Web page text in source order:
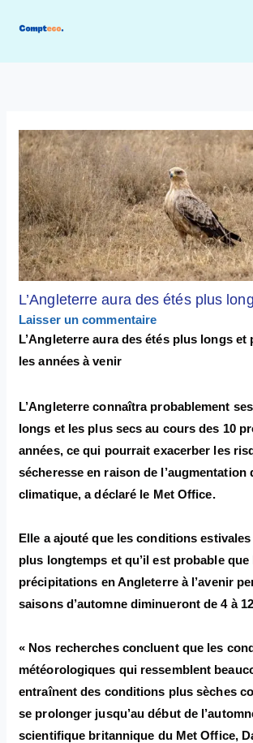
L’Angleterre aura des étés plus
Laisser un commentaire
L’Angleterre aura des étés plus longs et
les années à venir
L’Angleterre connaîtra probablement
longs et les plus secs au cours des 10
années, ce qui pourrait exacerber les
sécheresse en raison de l’augmentation
climatique, a déclaré le Met Office.
Elle a ajouté que les conditions
plus longtemps et qu’il est probable que
précipitations en Angleterre à l’avenir
saisons d’automne diminueront de 4 à
« Nos recherches concluent que les
météorologiques qui ressemblent
entraînent des conditions plus sèches
se prolonger jusqu’au début de
scientifique britannique du Met Office,